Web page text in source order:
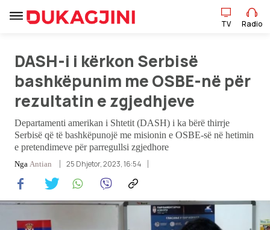
Sport
Pikëpamje
Art Jete
TV Radio
DASH-i i kërkon Serbisë
bashkëpunim me OSBE-në për
rezultatin e zgjedhjeve
Departamenti amerikan i Shtetit (DASH) i ka bërë thirrje
Serbisë që të bashkëpunojë me misionin e OSBE-së në hetimin
e pretendimeve për parregullsi zgjedhore
Nga Antian 25 Dhjetor, 2023, 16:54